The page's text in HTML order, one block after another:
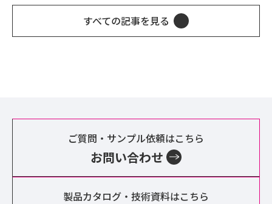
すべての記事を見る
ご質問・サンプル依頼はこちら
お問い合わせ
製品カタログ・技術資料はこちら